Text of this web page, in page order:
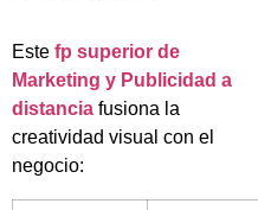
Este fp superior de
Marketing y Publicidad a
distancia fusiona la
creatividad visual con el
negocio: